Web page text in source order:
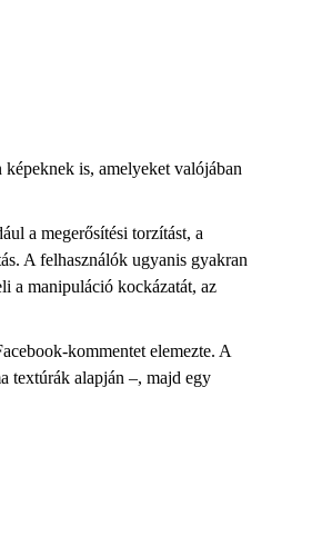
is, amelyeket valójában
a megerősítési torzítást, a
A felhasználók ugyanis gyakran
a manipuláció kockázatát, az
kommentet elemezte. A
textúrák alapján –, majd egy